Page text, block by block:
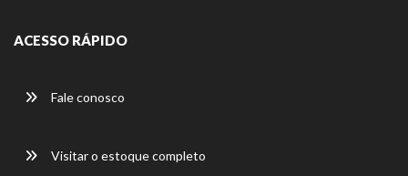
ACESSO RÁPIDO
Fale conosco
Visitar o estoque completo